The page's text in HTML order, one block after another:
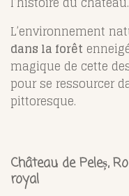
L’environnement
dans la forêt
magique de cette
pour se ressourcer
pittoresque.
Château de Peleș,
royal